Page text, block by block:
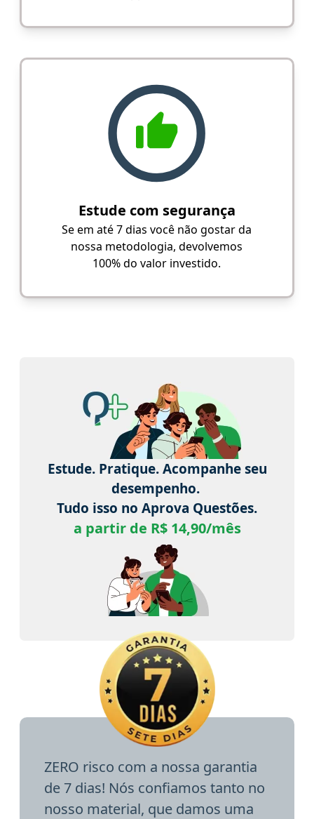
Estude com segurança
Se em até 7 dias você não gostar da
nossa metodologia, devolvemos
100% do valor investido.
Estude. Pratique. Acompanhe seu
desempenho.
Tudo isso no Aprova Questões.
a partir de R$ 14,90/mês
ZERO risco com a nossa garantia
de 7 dias! Nós confiamos tanto no
nosso material, que damos uma